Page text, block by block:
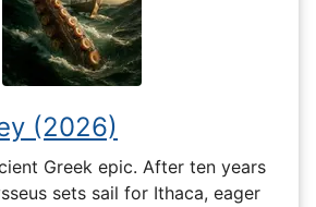
(2026)
Greek epic. After ten years
sets sail for Ithaca, eager